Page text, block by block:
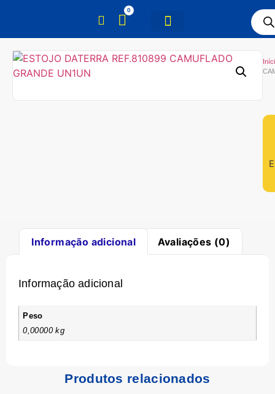
0
Informação adicional Avaliações (0)
Informação adicional
Peso
0,00000 kg
Produtos relacionados